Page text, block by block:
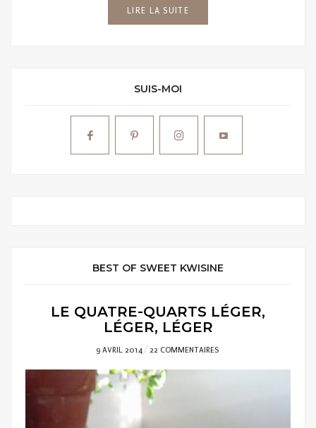
LIRE LA SUITE
SUIS-MOI
BEST OF SWEET KWISINE
LE QUATRE-QUARTS LÉGER,
LÉGER, LÉGER
POSTED
ON
9 AVRIL 2014 22 COMMENTAIRES